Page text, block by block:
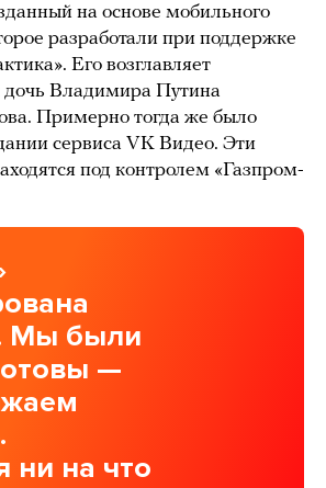
на основе мобильного
разработали при поддержке
Его возглавляет
дочь Владимира Путина
Примерно тогда же было
сервиса VK Видео. Эти
под контролем «Газпром-
Мы были
—
ни на что